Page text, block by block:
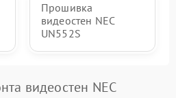
Прошивка
видеостен NEC
UN552S
видеостен NEC